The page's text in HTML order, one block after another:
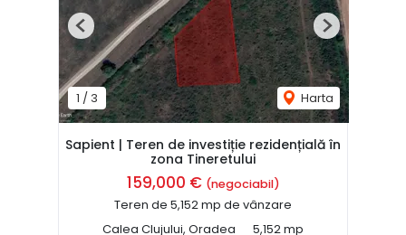
1 / 3 Harta
Previous Next
Sapient | Teren de investiție rezidențială în
zona Tineretului
159,000 € (negociabil)
Teren de 5,152 mp de vânzare
Calea Clujului, Oradea
5,152 mp